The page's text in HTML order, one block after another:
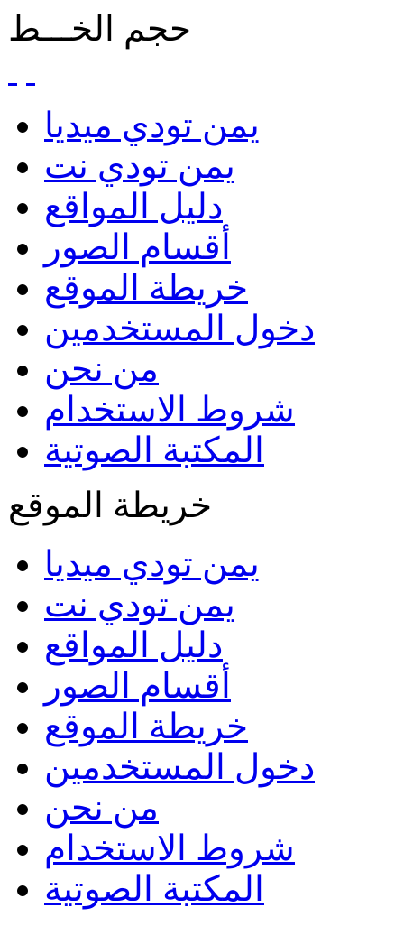
حجم الخـــط
يمن تودي ميديا
يمن تودي نت
دليل المواقع
أقسام الصور
خريطة الموقع
دخول المستخدمين
من نحن
شروط الاستخدام
المكتبة الصوتية
خريطة الموقع
يمن تودي ميديا
يمن تودي نت
دليل المواقع
أقسام الصور
خريطة الموقع
دخول المستخدمين
من نحن
شروط الاستخدام
المكتبة الصوتية